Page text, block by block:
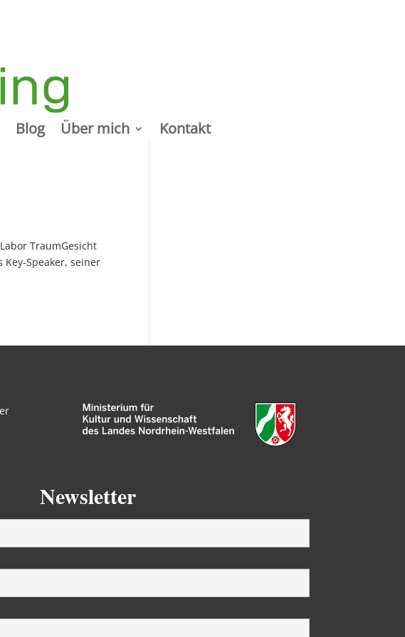
Blog Über mich Kontakt
TraumGesicht
Speaker, seiner
Newsletter